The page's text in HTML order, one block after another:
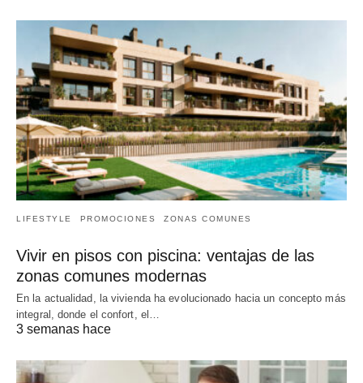
LIFESTYLE PROMOCIONES ZONAS COMUNES
Vivir en pisos con piscina: ventajas de las
zonas comunes modernas
En la actualidad, la vivienda ha evolucionado hacia un concepto más
integral, donde el confort, el…
3 semanas hace